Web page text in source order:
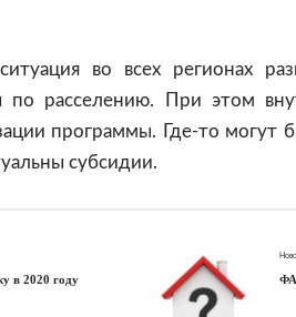
во всех регионах
по расселению. При этом
программы. Где-то могут
субсидии.
в 2020 году